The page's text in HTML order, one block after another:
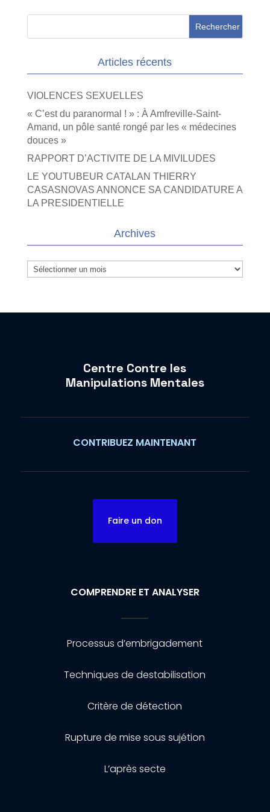
Articles récents
VIOLENCES SEXUELLES
« C’est du paranormal ! » : À Amfreville-Saint-
Amand, un pôle santé rongé par les « médecines
douces »
RAPPORT D’ACTIVITE DE LA MIVILUDES
LE YOUTUBEUR CATALAN THIERRY
CASASNOVAS ANNONCE SA CANDIDATURE A
LA PRESIDENTIELLE
Archives
Archives
Centre Contre les
Manipulations Mentales
CONTRIBUEZ MAINTENANT
Faire un don
COMPRENDRE ET ANALYSER
Processus d’embrigadement
Techniques de destabilisation
Critère de détection
Rupture de mise sous sujétion
L’après secte